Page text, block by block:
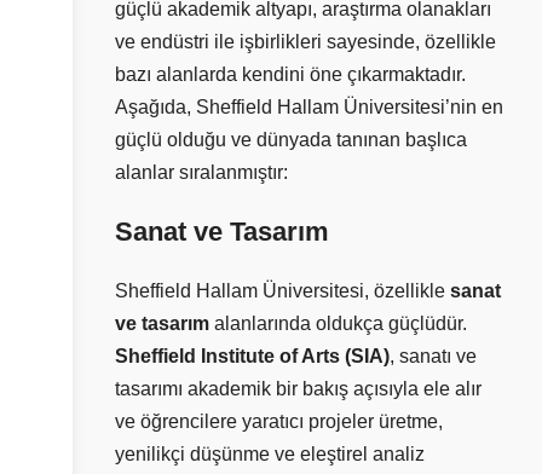
güçlü akademik altyapı, araştırma olanakları
ve endüstri ile işbirlikleri sayesinde, özellikle
bazı alanlarda kendini öne çıkarmaktadır.
Aşağıda, Sheffield Hallam Üniversitesi’nin en
güçlü olduğu ve dünyada tanınan başlıca
alanlar sıralanmıştır:
Sanat ve Tasarım
Sheffield Hallam Üniversitesi, özellikle sanat
ve tasarım alanlarında oldukça güçlüdür.
Sheffield Institute of Arts (SIA), sanatı ve
tasarımı akademik bir bakış açısıyla ele alır
ve öğrencilere yaratıcı projeler üretme,
yenilikçi düşünme ve eleştirel analiz